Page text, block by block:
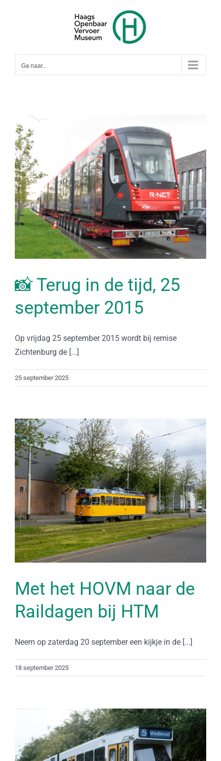
Ga naar...
📸 Terug in de tijd, 25
september 2015
Op vrijdag 25 september 2015 wordt bij remise
Zichtenburg de [...]
25 september 2025
Met het HOVM naar de
Raildagen bij HTM
Neem op zaterdag 20 september een kijkje in de [...]
18 september 2025